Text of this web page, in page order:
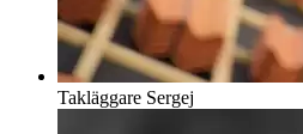
Takläggare Sergej